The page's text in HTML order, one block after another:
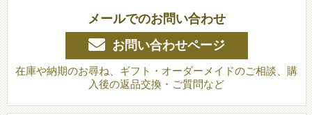
メールでのお問い合わせ
お問い合わせページ
在庫や納期のお尋ね、ギフト・オーダーメイドのご相談、購
入後の返品交換・ご質問など